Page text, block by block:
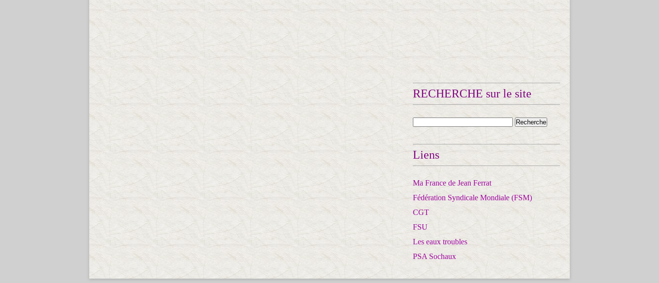
RECHERCHE sur le site
Liens
Ma France de Jean Ferrat
Fédération Syndicale Mondiale (FSM)
CGT
FSU
Les eaux troubles
PSA Sochaux